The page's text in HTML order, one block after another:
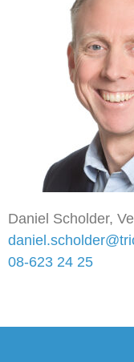
Daniel Scholder,
08-623 24 25